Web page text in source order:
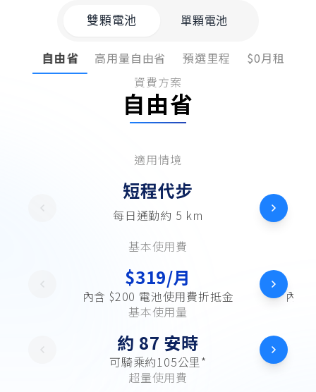
雙顆電池 單顆電池
自由省 高用量自由省 預選里程 $0月租
資費方案
自由省
適用情境
短程代步
每日通勤約 5 km
基本使用費
$319/月
內含 $200 電池使用費折抵金
內含
基本使用量
約 87 安時
可騎乘約105公里*
超量使用費